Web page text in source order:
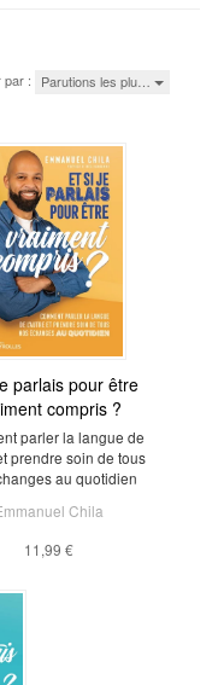
par : Parutions les plu…
parlais pour être
compris ?
parler la langue de
prendre soin de tous
au quotidien
Chila
11,99 €